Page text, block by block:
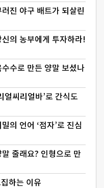
진 야구 배트가 되살린
의 농부에게 투자하라!
수로 만든 양말 보셨나
씨리얼바’로 간식도
의 언어 ‘점자’로 진심
줄래요? 인형으로 만
하는 이유